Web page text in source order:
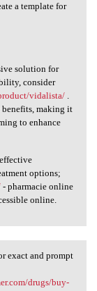
a template for
solution for
consider
vidalista/.
benefits, making it
to enhance
options;
- pharmacie online
online.
exact and prompt
drugs/buy-